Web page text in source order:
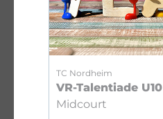
TC Nordheim
VR-Talentiade U10
Midcourt